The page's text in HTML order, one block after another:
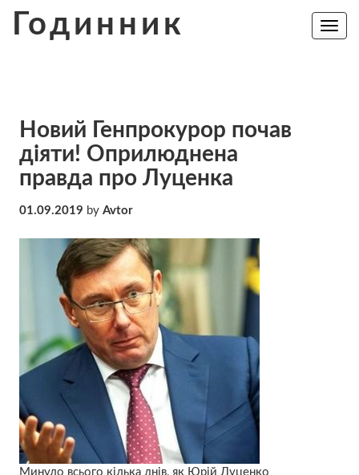
Годинник
Toggle
Новий Генпрокурор почав
діяти! Оприлюднена
правда про Луценка
01.09.2019 by Avtor
Минуло всього кілька днів, як Юрій Луценко